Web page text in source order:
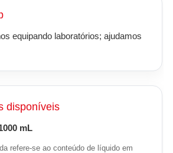
equipando laboratórios; ajudamos
disponíveis
mL
refere-se ao conteúdo de líquido em